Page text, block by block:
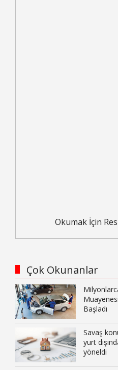
Okumak İçin
Çok Okunanlar
Başladı
Savaş
yurt
yöneldi